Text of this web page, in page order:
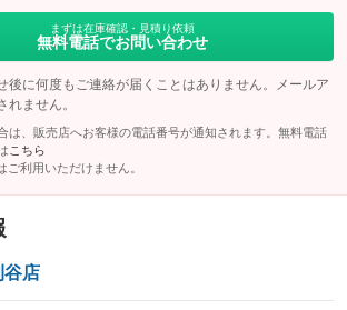
まずは在庫確認・見積り依頼
無料電話でお問い合わせ
後に何度もご連絡が届くことはありません。メールア
れません。
は、販売店へお客様の電話番号が通知されます。無料電話
こちら
ご利用いただけません。
店